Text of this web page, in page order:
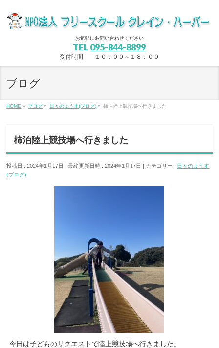
お気軽にお問い合わせください
TEL 095-844-8899
受付時間 １０：００～１８：００
ブログ
HOME » ブログ » 日々のようす(ブログ) » 柿泊陸上競技場へ行きました
柿泊陸上競技場へ行きました
投稿日 : 2024年1月17日 最終更新日時 : 2024年1月17日 カテゴリー : 日々のようす
(ブログ)
今日は子どものリクエストで陸上競技場へ行きました。